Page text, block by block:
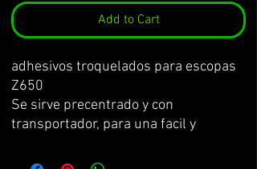
Add to Cart
adhesivos troquelados para escopas
Z650
Se sirve precentrado y con
transportador, para una facil y